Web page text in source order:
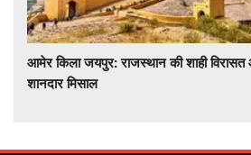
आमेर किला जयपुर: राजस्थान की शाही
शानदार मिसाल